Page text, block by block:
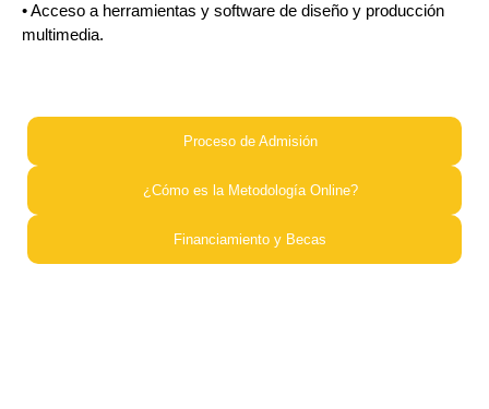
• Acceso a herramientas y software de diseño y producción
multimedia.
Proceso de Admisión​
¿Cómo es la Metodología Online?​
Financiamiento y Becas​